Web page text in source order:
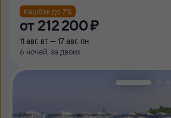
Кешбэк до 7%
от 212 ⁠200 ⁠₽
11 авг, вт — 17 авг, пн
6 ночей, за двоих